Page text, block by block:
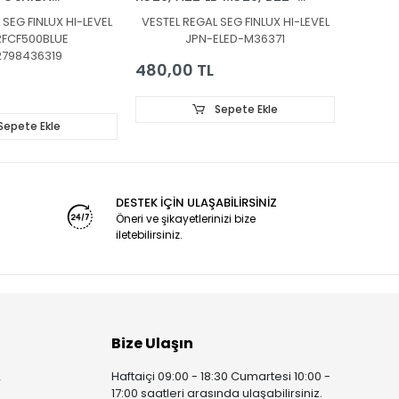
QLED,
QLED, LED
RF-
0901 A1,
FINLUX HI-LEVEL
Ekle
22FA5100P, 22PF5021B,
T215HVN01,, LED BAR
BACKLIGHT
VESTEL REGAL SEG FINLUX HI-LEVEL
JPN-ELED-M36371
480,00 TL
Sepete Ekle
DESTEK İÇİN ULAŞABİLİRSİNİZ
Öneri ve şikayetlerinizi bize
iletebilirsiniz.
Bize Ulaşın
Haftaiçi 09:00 - 18:30 Cumartesi 10:00 -
17:00 saatleri arasında ulaşabilirsiniz.